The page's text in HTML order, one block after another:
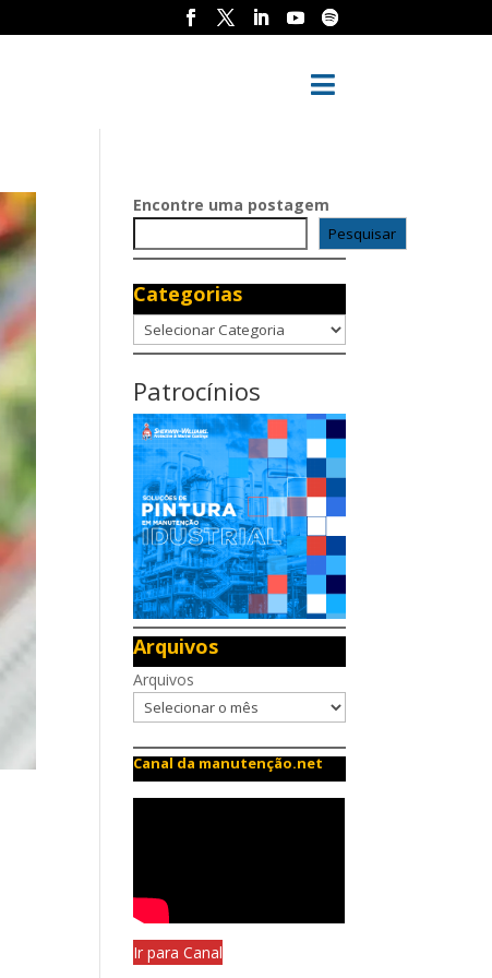

Encontre uma postagem
Pesquisar
Categorias
Categorias
Patrocínios
Arquivos
Arquivos
Canal da manutenção.net
Ir para Canal